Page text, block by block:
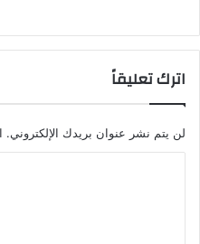
اترك تعليقاً
لن يتم نشر عنوان بريدك الإلكتروني.